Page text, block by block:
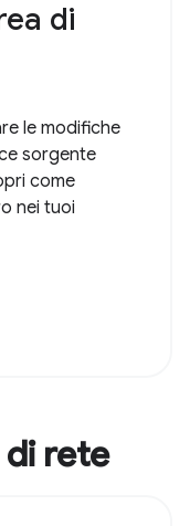
di
le modifiche
sorgente
come
nei tuoi
rete